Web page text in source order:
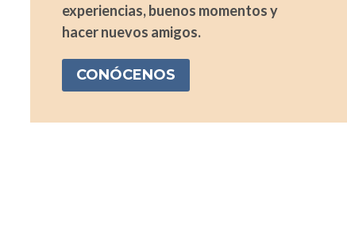
experiencias, buenos momentos y
hacer nuevos amigos.
CONÓCENOS